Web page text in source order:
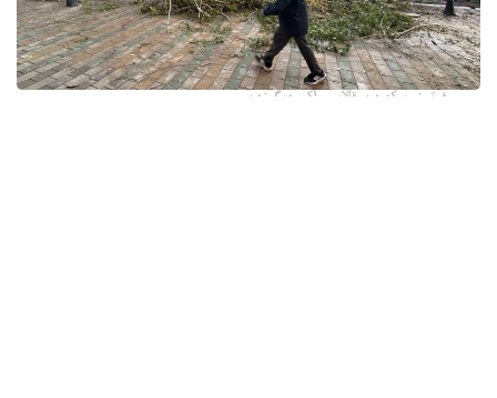
فوتو: وسكەمەن قالاسى اكىمدىگىنەن